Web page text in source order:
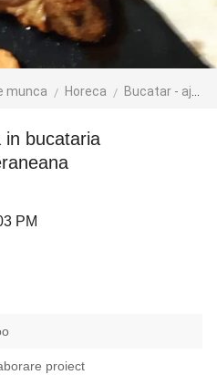
munca Horeca Bucatar - ajutor bucatar
PM
proiect